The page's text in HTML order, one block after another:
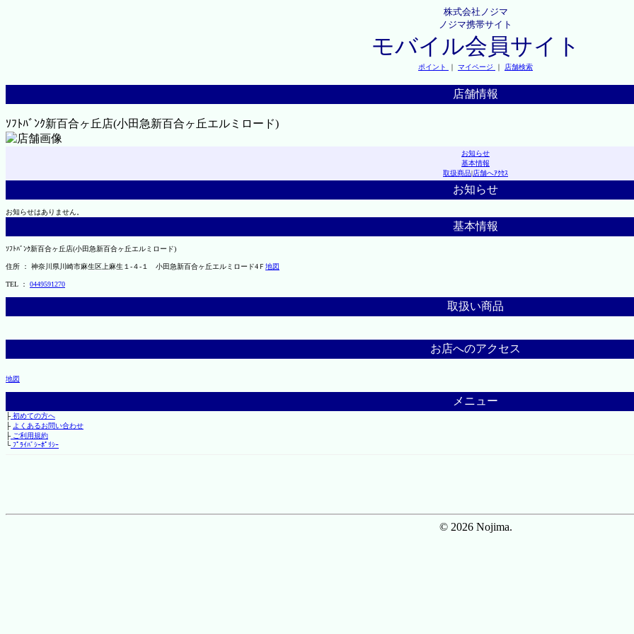
株式会社ノジマ
ノジマ携帯サイト
モバイル会員サイト
ポイント ｜ マイページ ｜ 店舗検索
店舗情報
ｿﾌﾄﾊﾞﾝｸ新百合ヶ丘店(小田急新百合ヶ丘エルミロード)
お知らせ
基本情報
取扱商品|店舗へｱｸｾｽ
お知らせ
お知らせはありません。
基本情報
ｿﾌﾄﾊﾞﾝｸ新百合ヶ丘店(小田急新百合ヶ丘エルミロード)
住所 ： 神奈川県川崎市麻生区上麻生１-４-１ 小田急新百合ヶ丘エルミロード4Ｆ 地図
TEL ： 0449591270
取扱い商品
お店へのアクセス
地図
メニュー
├初めての方へ
├ よくあるお問い合わせ
├ご利用規約
└ﾌﾟﾗｲﾊﾞｼｰﾎﾟﾘｼｰ
© 2026 Nojima.